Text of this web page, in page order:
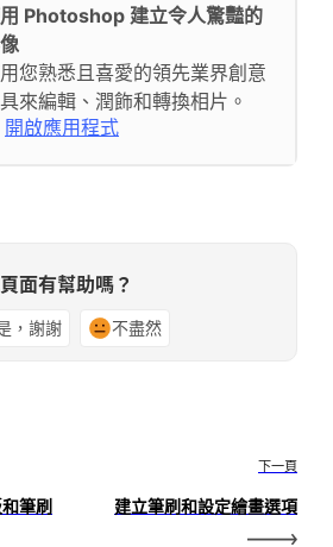
Photoshop 建立令人驚豔的
您熟悉且喜愛的領先業界創意
來編輯、潤飾和轉換相片。
開啟應用程式
面有幫助嗎？
，謝謝 不盡然
筆刷
下一頁
建立筆刷和設定繪畫選項